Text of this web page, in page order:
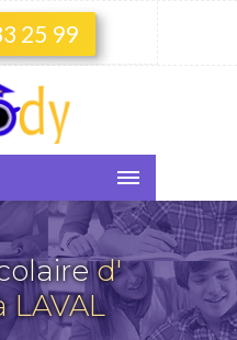
25 99
d'
LAVAL